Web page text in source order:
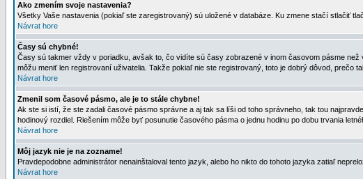
Ako zmením svoje nastavenia?
Všetky Vaše nastavenia (pokiaľ ste zaregistrovaný) sú uložené v databáze. Ku zmene stačí stlačiť
Návrat hore
Časy sú chybné!
Časy sú takmer vždy v poriadku, avšak to, čo vidíte sú časy zobrazené v inom časovom pásme
môžu meniť len registrovaní uživatelia. Takže pokiaľ nie ste registrovaný, toto je dobrý dôvod, prečo
Návrat hore
Zmenil som časové pásmo, ale je to stále chybne!
Ak ste si istí, že ste zadali časové pásmo správne a aj tak sa líši od toho správneho, tak tou
hodinový rozdiel. Riešením môže byť posunutie časového pásma o jednu hodinu po dobu trvania
Návrat hore
Môj jazyk nie je na zozname!
Pravdepodobne administrátor nenainštaloval tento jazyk, alebo ho nikto do tohoto jazyka zatiaľ
Návrat hore